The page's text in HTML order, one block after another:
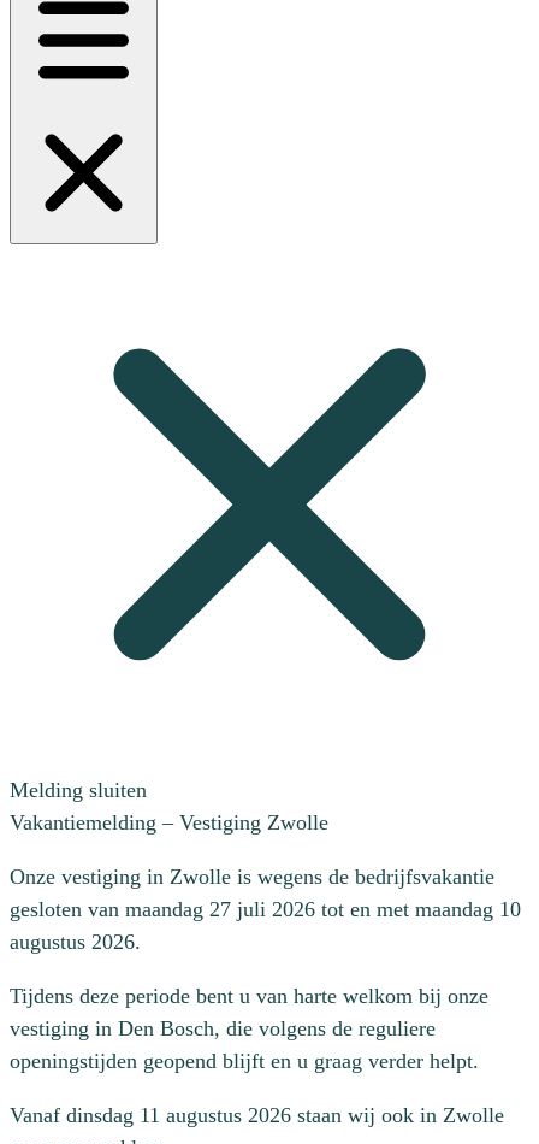
Melding sluiten
Vakantiemelding – Vestiging Zwolle
Onze vestiging in Zwolle is wegens de bedrijfsvakantie
gesloten van maandag 27 juli 2026 tot en met maandag 10
augustus 2026.
Tijdens deze periode bent u van harte welkom bij onze
vestiging in Den Bosch, die volgens de reguliere
openingstijden geopend blijft en u graag verder helpt.
Vanaf dinsdag 11 augustus 2026 staan wij ook in Zwolle